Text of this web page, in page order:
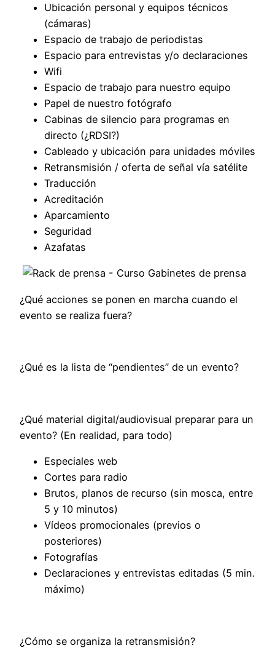
Ubicación personal y equipos técnicos
(cámaras)
Espacio de trabajo de periodistas
Espacio para entrevistas y/o declaraciones
Wifi
Espacio de trabajo para nuestro equipo
Papel de nuestro fotógrafo
Cabinas de silencio para programas en
directo (¿RDSI?)
Cableado y ubicación para unidades móviles
Retransmisión / oferta de señal vía satélite
Traducción
Acreditación
Aparcamiento
Seguridad
Azafatas
¿Qué acciones se ponen en marcha cuando el
evento se realiza fuera?
¿Qué es la lista de “pendientes” de un evento?
¿Qué material digital/audiovisual preparar para un
evento? (En realidad, para todo)
Especiales web
Cortes para radio
Brutos, planos de recurso (sin mosca, entre
5 y 10 minutos)
Vídeos promocionales (previos o
posteriores)
Fotografías
Declaraciones y entrevistas editadas (5 min.
máximo)
¿Cómo se organiza la retransmisión?